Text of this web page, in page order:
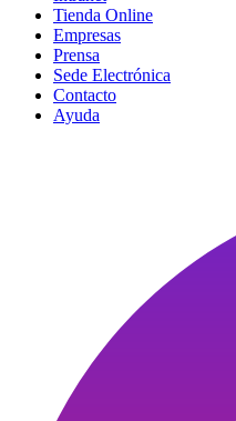
Tienda Online
Empresas
Prensa
Sede Electrónica
Contacto
Ayuda